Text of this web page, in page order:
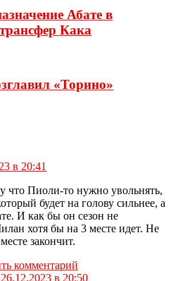
Абате в
Кака
«Торино»
в 20:41
что Пиоли-то нужно увольнять,
будет на голову сильнее, а
И как бы он сезон не
хотя бы на 3 месте идет. Не
закончит.
комментарий
26.12.2023 в 20:50